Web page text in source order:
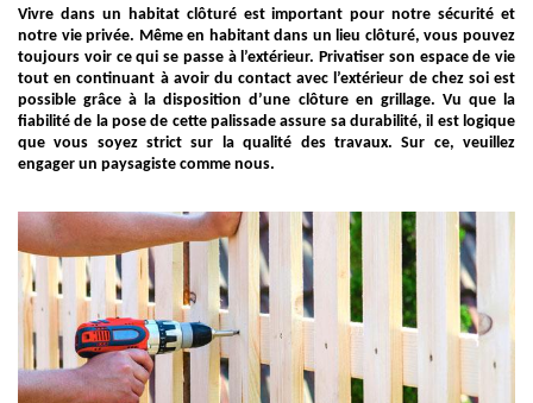
Vivre dans un habitat clôturé est important pour notre sécurité et
notre vie privée. Même en habitant dans un lieu clôturé, vous pouvez
toujours voir ce qui se passe à l’extérieur. Privatiser son espace de vie
tout en continuant à avoir du contact avec l’extérieur de chez soi est
possible grâce à la disposition d’une clôture en grillage. Vu que la
fiabilité de la pose de cette palissade assure sa durabilité, il est logique
que vous soyez strict sur la qualité des travaux. Sur ce, veuillez
engager un paysagiste comme nous.